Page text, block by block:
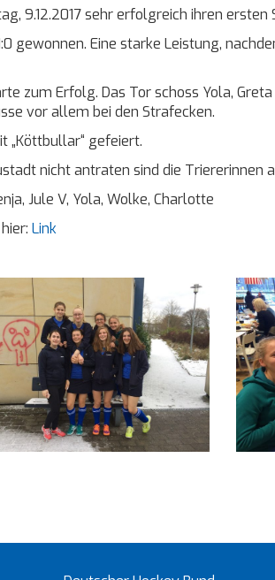
9.12.2017 sehr erfolgreich ihren
gewonnen. Eine starke Leistung,
zum Erfolg. Das Tor schoss Yola,
vor allem bei den Strafecken.
„Köttbullar“ gefeiert.
nicht antraten sind die
Jule V, Yola, Wolke, Charlotte
Link